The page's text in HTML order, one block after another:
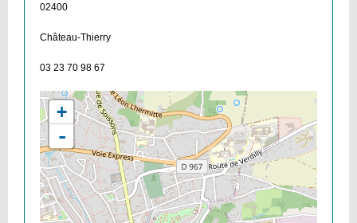
02400
Château-Thierry
03 23 70 98 67
+
-